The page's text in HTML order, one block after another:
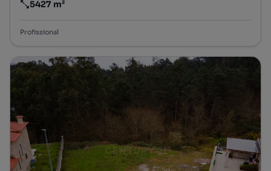
Preço por metro quadrado
5427 m²
Profissional